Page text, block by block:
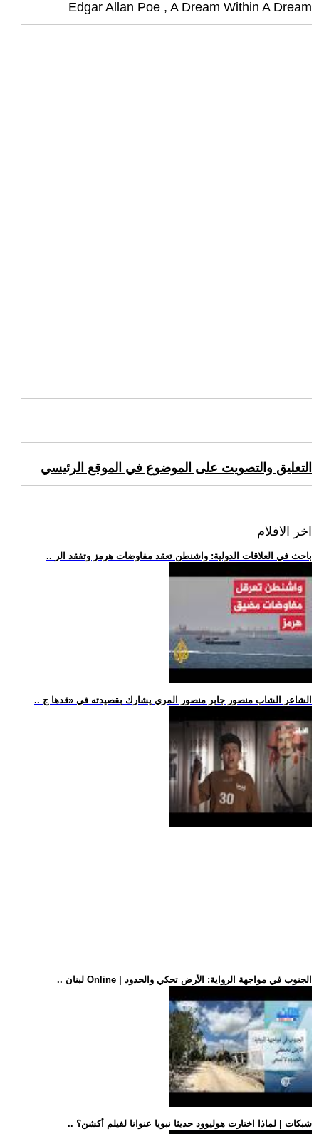
Edgar Allan Poe , A Dream Within A Dream
التعليق والتصويت على الموضوع في الموقع الرئيسي
اخر الافلام
.. باحث في العلاقات الدولية: واشنطن تعقد مفاوضات هرمز وتفقد الر
.. الشاعر الشاب منصور جابر منصور المري يشارك بقصيدته في «قدها ج
.. لبنان Online | الجنوب في مواجهة الرواية: الأرض تحكي والحدود
.. شبكات | لماذا اختارت هوليوود حديثا نبويا عنوانا لفيلم أكشن؟